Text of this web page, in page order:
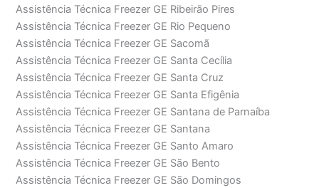
Assistência Técnica Freezer GE Ribeirão Pires
Assistência Técnica Freezer GE Rio Pequeno
Assistência Técnica Freezer GE Sacomã
Assistência Técnica Freezer GE Santa Cecília
Assistência Técnica Freezer GE Santa Cruz
Assistência Técnica Freezer GE Santa Efigênia
Assistência Técnica Freezer GE Santana de Parnaíba
Assistência Técnica Freezer GE Santana
Assistência Técnica Freezer GE Santo Amaro
Assistência Técnica Freezer GE São Bento
Assistência Técnica Freezer GE São Domingos